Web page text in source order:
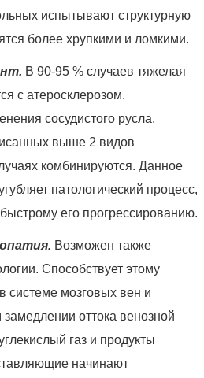
испытывают структурную
более хрупкими и ломкими.
В 90-95 % случаев тяжелая
с атеросклерозом.
сосудистого русла,
выше 2 видов
комбинируются. Данное
патологический процесс,
его прогрессированию.
Возможен также
Способствует этому
системе мозговых вен и
оттока венозной
газ и продукты
начинают